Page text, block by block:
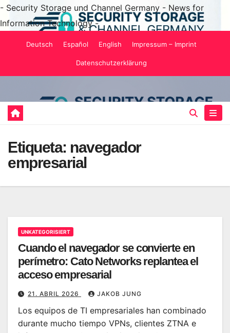
- Security Storage und Channel Germany - News for
Information Technology -
Deutsch Español English Impressum – Imprint
Datenschutzerklärung
Etiqueta: navegador
empresarial
UNKATEGORISIERT
Cuando el navegador se convierte en
perímetro: Cato Networks replantea el
acceso empresarial
21. ABRIL 2026 JAKOB JUNG
Los equipos de TI empresariales han combinado
durante mucho tiempo VPNs, clientes ZTNA e